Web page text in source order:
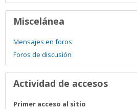
Miscelánea
Mensajes en foros
Foros de discusión
Actividad de accesos
Primer acceso al sitio